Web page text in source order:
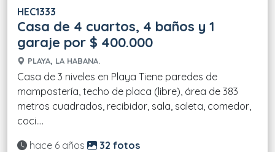
HEC1333
Casa de 4 cuartos, 4 baños y 1
garaje por $ 400.000
PLAYA, LA HABANA.
Casa de 3 niveles en Playa Tiene paredes de
mampostería, techo de placa (libre), área de 383
metros cuadrados, recibidor, sala, saleta, comedor,
coci....
Actualizado:
hace 6 años 32 fotos